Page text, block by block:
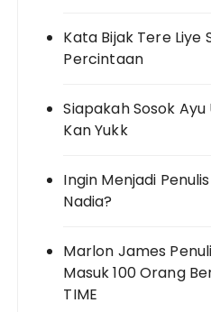
Kata Bijak Tere Liye
Percintaan
Siapakah Sosok
Kan Yukk
Ingin Menjadi
Nadia?
Marlon James
Masuk 100 Orang
TIME